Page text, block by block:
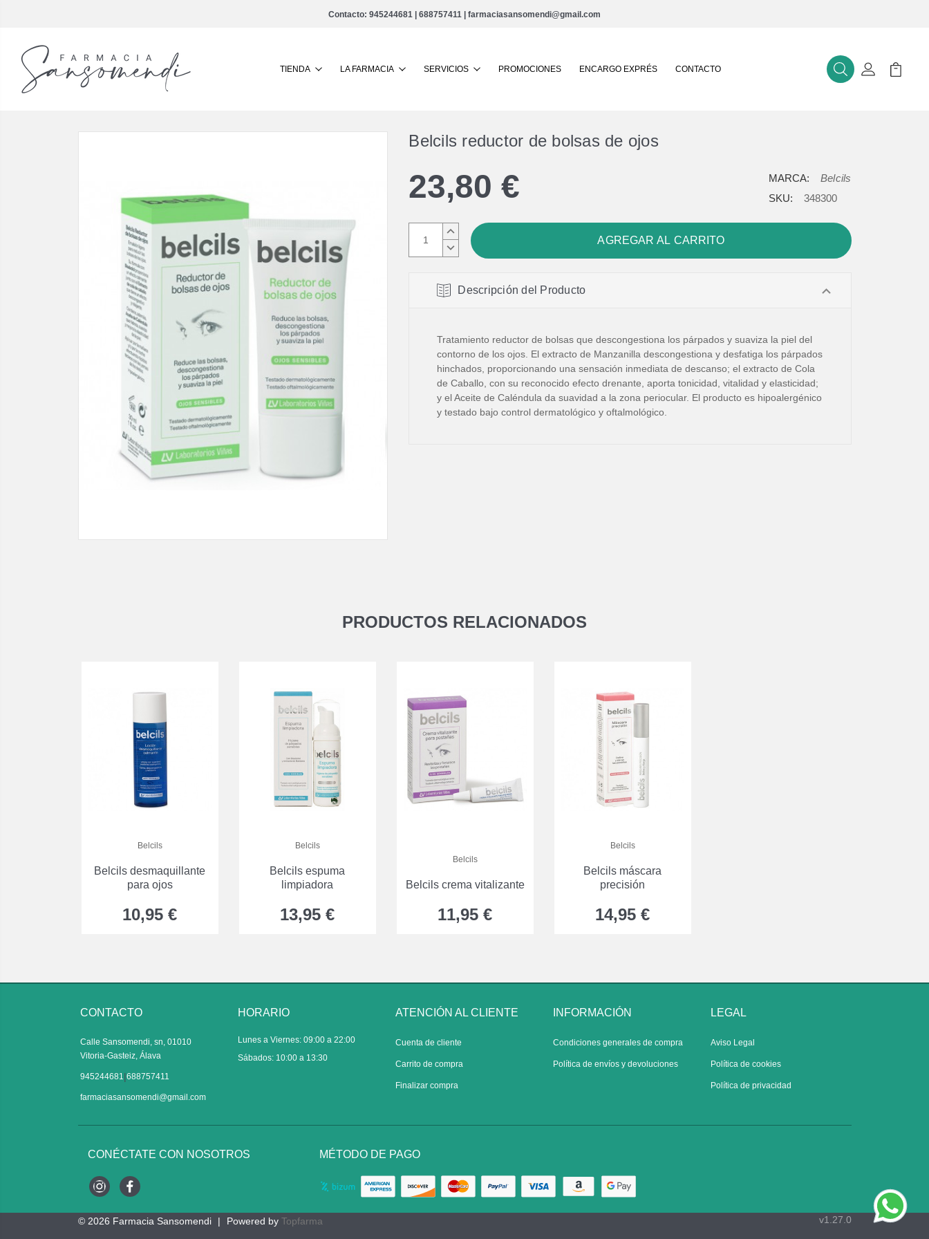
Contacto: 945244681 | 688757411 | farmaciasansomendi@gmail.com
TIENDA LA FARMACIA SERVICIOS PROMOCIONES ENCARGO EXPRÉS CONTACTO BuscarMi Cuenta
Mi
Belcils reductor de bolsas de ojos
23,80 €
AUMENTAR
CANTIDAD:
DISMINUIR
CANTIDAD:
MARCA:
Belcils
SKU:
348300
Descripción del Producto
Tratamiento reductor de bolsas que descongestiona los párpados y suaviza la piel del
contorno de los ojos. El extracto de Manzanilla descongestiona y desfatiga los párpados
hinchados, proporcionando una sensación inmediata de descanso; el extracto de Cola
de Caballo, con su reconocido efecto drenante, aporta tonicidad, vitalidad y elasticidad;
y el Aceite de Caléndula da suavidad a la zona periocular. El producto es hipoalergénico
y testado bajo control dermatológico y oftalmológico.
PRODUCTOS RELACIONADOS
Belcils
Belcils desmaquillante
para ojos
10,95 €
Belcils
Belcils espuma
limpiadora
13,95 €
Belcils
Belcils crema vitalizante
11,95 €
Belcils
Belcils máscara
precisión
14,95 €
CONTACTO
Calle Sansomendi, sn, 01010
Vitoria-Gasteiz, Álava
945244681|688757411
farmaciasansomendi@gmail.com
HORARIO
Lunes a Viernes: 09:00 a 22:00
Sábados: 10:00 a 13:30
ATENCIÓN AL CLIENTE
Cuenta de cliente
Carrito de compra
Finalizar compra
INFORMACIÓN
Condiciones generales de compra
Política de envíos y devoluciones
LEGAL
Aviso Legal
Política de cookies
Política de privacidad
CONÉCTATE CON NOSOTROS
InstagramFacebook
MÉTODO DE PAGO
© 2026 Farmacia Sansomendi | Powered by Topfarma v1.27.0